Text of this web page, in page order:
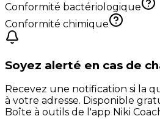
Conformité bactériologique
Conformité chimique
Soyez alerté en cas de
Recevez une notification si la
à votre adresse. Disponible
Boîte à outils de l'app Niki